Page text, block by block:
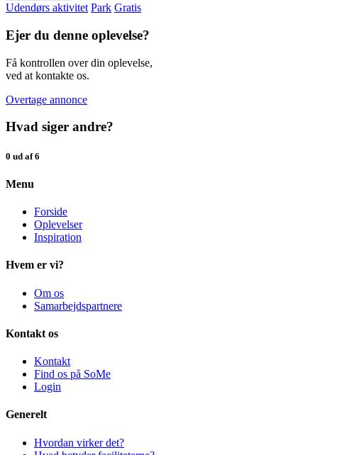
Udendørs aktivitet Park Gratis
Ejer du denne oplevelse?
Få kontrollen over din oplevelse,
ved at kontakte os.
Overtage annonce
Hvad siger andre?
0 ud af 6
Menu
Forside
Oplevelser
Inspiration
Hvem er vi?
Om os
Samarbejdspartnere
Kontakt os
Kontakt
Find os på SoMe
Login
Generelt
Hvordan virker det?